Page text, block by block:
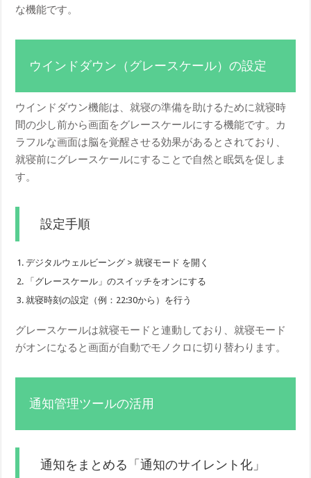
な機能です。
ウインドダウン（グレースケール）の設定
ウインドダウン機能は、就寝の準備を助けるために就寝時
間の少し前から画面をグレースケールにする機能です。カ
ラフルな画面は脳を覚醒させる効果があるとされており、
就寝前にグレースケールにすることで自然と眠気を促しま
す。
設定手順
デジタルウェルビーング > 就寝モード を開く
「グレースケール」のスイッチをオンにする
就寝時刻の設定（例：22:30から）を行う
グレースケールは就寝モードと連動しており、就寝モード
がオンになると画面が自動でモノクロに切り替わります。
通知管理ツールの活用
通知をまとめる「通知のサイレント化」